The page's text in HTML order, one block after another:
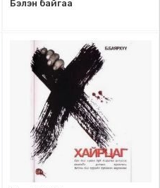
Бэлэн байгаа